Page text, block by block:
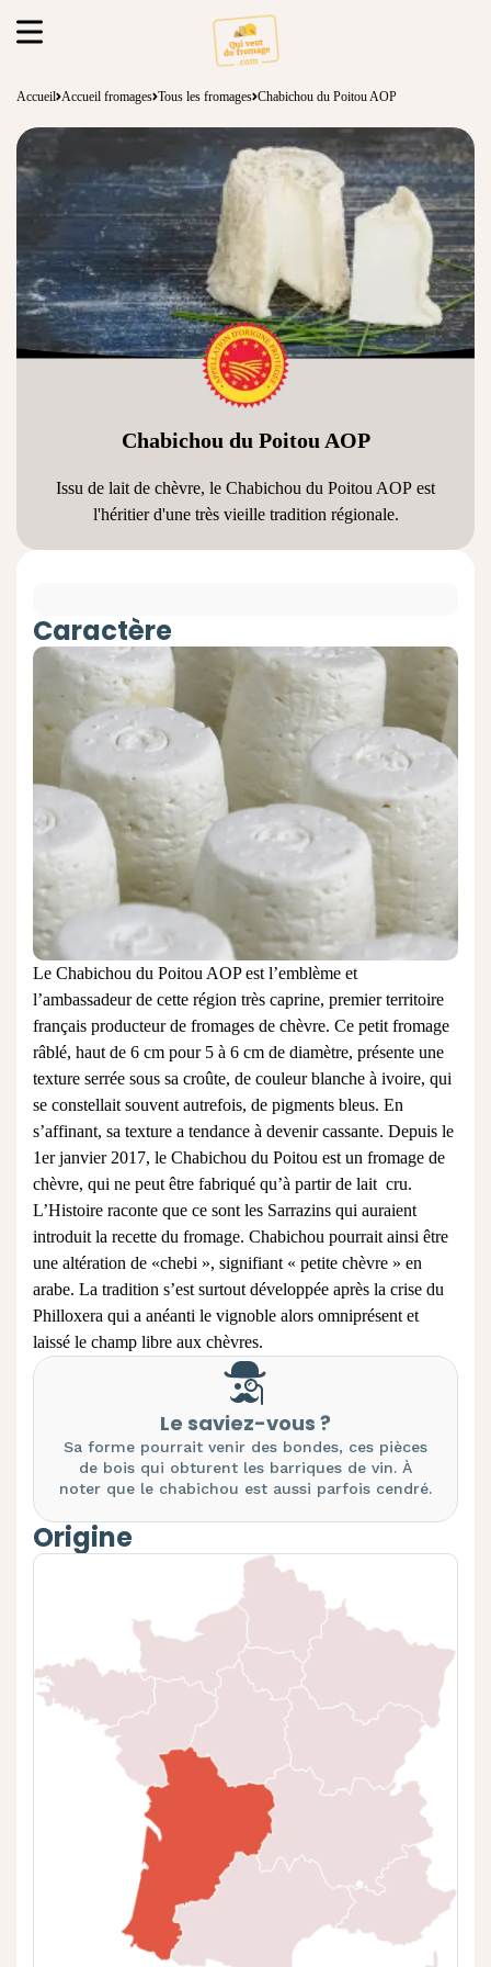
Accueil Accueil fromages Tous les fromages Chabichou du Poitou AOP
Chabichou du Poitou AOP
Issu de lait de chèvre, le Chabichou du Poitou AOP est
l'héritier d'une très vieille tradition régionale.
Caractère
Le Chabichou du Poitou AOP est l’emblème et
l’ambassadeur de cette région très caprine, premier territoire
français producteur de fromages de chèvre. Ce petit fromage
râblé, haut de 6 cm pour 5 à 6 cm de diamètre, présente une
texture serrée sous sa croûte, de couleur blanche à ivoire, qui
se constellait souvent autrefois, de pigments bleus. En
s’affinant, sa texture a tendance à devenir cassante. Depuis le
1er janvier 2017, le Chabichou du Poitou est un fromage de
chèvre, qui ne peut être fabriqué qu’à partir de lait cru.
L’Histoire raconte que ce sont les Sarrazins qui auraient
introduit la recette du fromage. Chabichou pourrait ainsi être
une altération de «chebi », signifiant « petite chèvre » en
arabe. La tradition s’est surtout développée après la crise du
Philloxera qui a anéanti le vignoble alors omniprésent et
laissé le champ libre aux chèvres.
Le saviez-vous ?
Sa forme pourrait venir des bondes, ces pièces
de bois qui obturent les barriques de vin. À
noter que le chabichou est aussi parfois cendré.
Origine